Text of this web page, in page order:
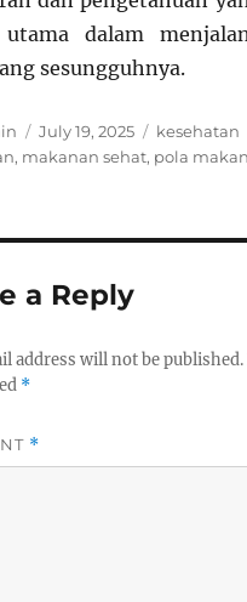
dalam
sesungguhnya.
Posted
on
July 19, 2025 Categories
kesehatan
, makanan sehat, pola makan
a Reply
address will not be published.
*
*